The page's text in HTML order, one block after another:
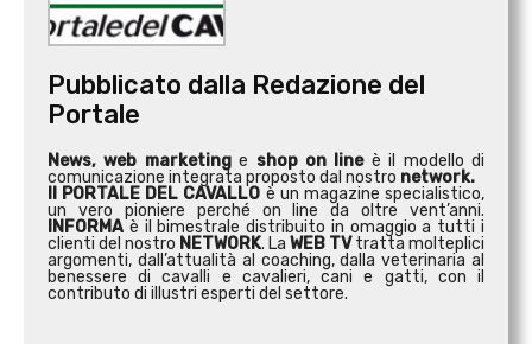
Pubblicato dalla Redazione del
Portale
News, web marketinge shop on line è il modello di
comunicazione integrata proposto dal nostro network.
Il PORTALE DEL CAVALLO è un magazine specialistico,
un vero pioniere perché on line da oltre vent’anni.
INFORMA è il bimestrale distribuito in omaggio a tutti i
clienti del nostro NETWORK. La WEB TVtratta molteplici
argomenti, dall’attualità al coaching, dalla veterinaria al
benessere di cavalli e cavalieri, cani e gatti, con il
contributo di illustri esperti del settore.